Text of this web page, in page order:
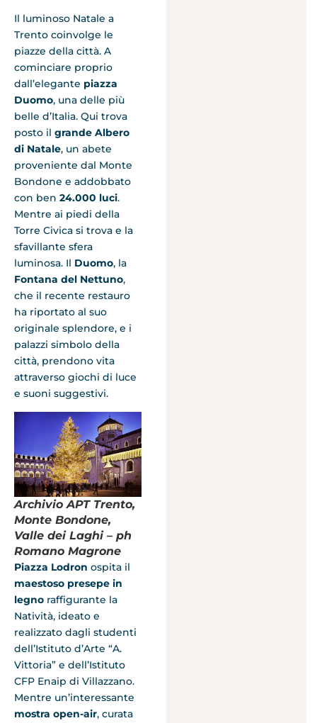
Il luminoso Natale a
Trento coinvolge le
piazze della città. A
cominciare proprio
dall’elegante piazza
Duomo, una delle più
belle d’Italia. Qui trova
posto il grande Albero
di Natale, un abete
proveniente dal Monte
Bondone e addobbato
con ben 24.000 luci.
Mentre ai piedi della
Torre Civica si trova e la
sfavillante sfera
luminosa. Il Duomo, la
Fontana del Nettuno,
che il recente restauro
ha riportato al suo
originale splendore, e i
palazzi simbolo della
città, prendono vita
attraverso giochi di luce
e suoni suggestivi.
Archivio APT Trento,
Monte Bondone,
Valle dei Laghi – ph
Romano Magrone
Piazza Lodron ospita il
maestoso presepe in
legno raffigurante la
Natività, ideato e
realizzato dagli studenti
dell’Istituto d’Arte “A.
Vittoria” e dell’Istituto
CFP Enaip di Villazzano.
Mentre un’interessante
mostra open-air, curata